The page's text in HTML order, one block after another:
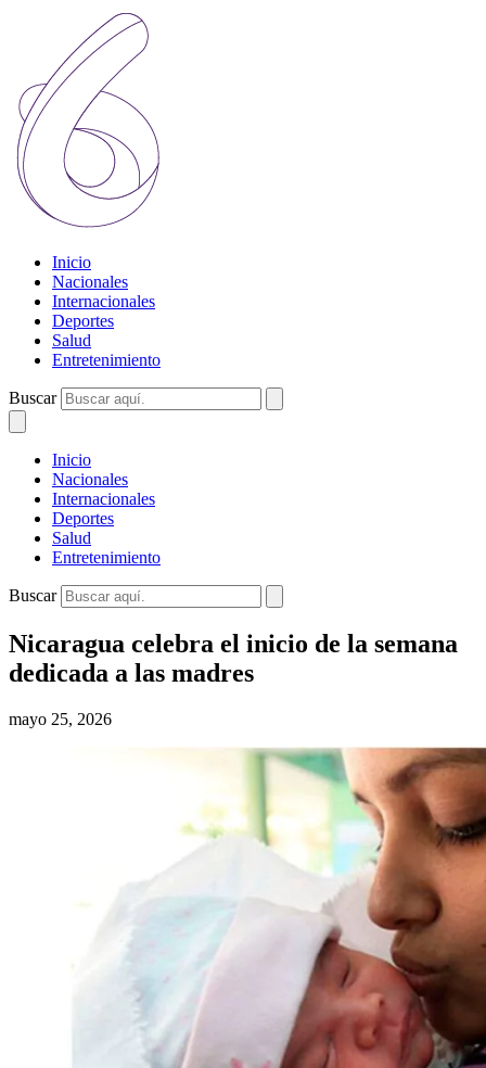
Inicio
Nacionales
Internacionales
Deportes
Salud
Entretenimiento
Buscar
Inicio
Nacionales
Internacionales
Deportes
Salud
Entretenimiento
Buscar
Nicaragua celebra el inicio de la semana
dedicada a las madres
mayo 25, 2026